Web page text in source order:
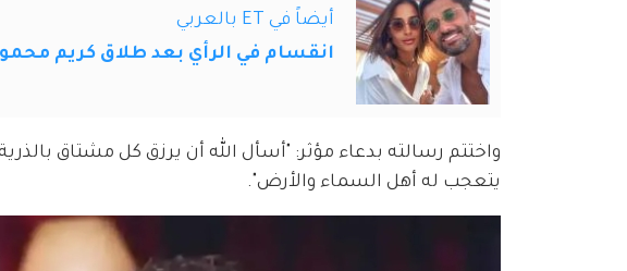
أيضاً في ET بالعربي
انقسام في الرأي بعد طلاق كريم
واختتم رسالته بدعاء مؤثر: "أسأل الله أن يرزق كل مشتاق
يتعجب له أهل السماء والأرض".